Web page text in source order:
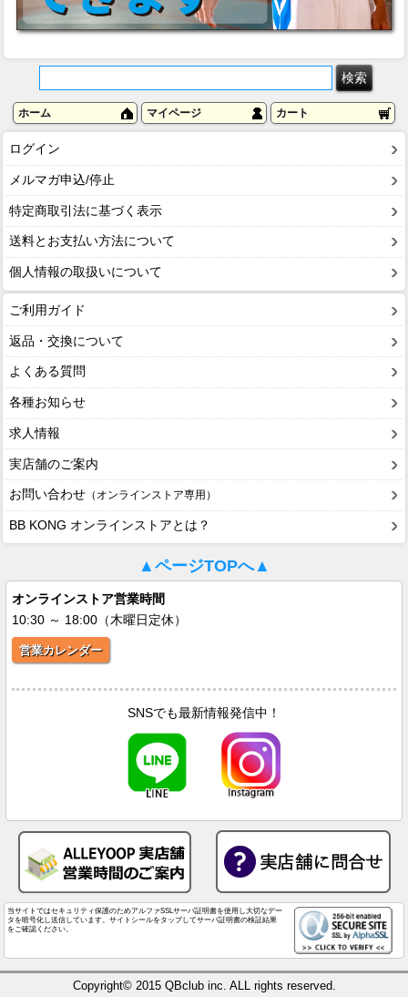
ホーム マイページ カート
ログイン
メルマガ申込/停止
特定商取引法に基づく表示
送料とお支払い方法について
個人情報の取扱いについて
ご利用ガイド
返品・交換について
よくある質問
各種お知らせ
求人情報
実店舗のご案内
お問い合わせ （オンラインストア専用）
BB KONG オンラインストアとは？
▲ページTOPへ▲
オンラインストア営業時間
10:30 ～ 18:00（木曜日定休）
営業カレンダー
SNSでも最新情報発信中！
当サイトではセキュリティ保護のためアルファSSLサーバ証明書を使用し大切なデー
タを暗号化し送信しています。サイトシールをタップしてサーバ証明書の検証結果
をご確認ください。
Copyright© 2015 QBclub inc. ALL rights reserved.